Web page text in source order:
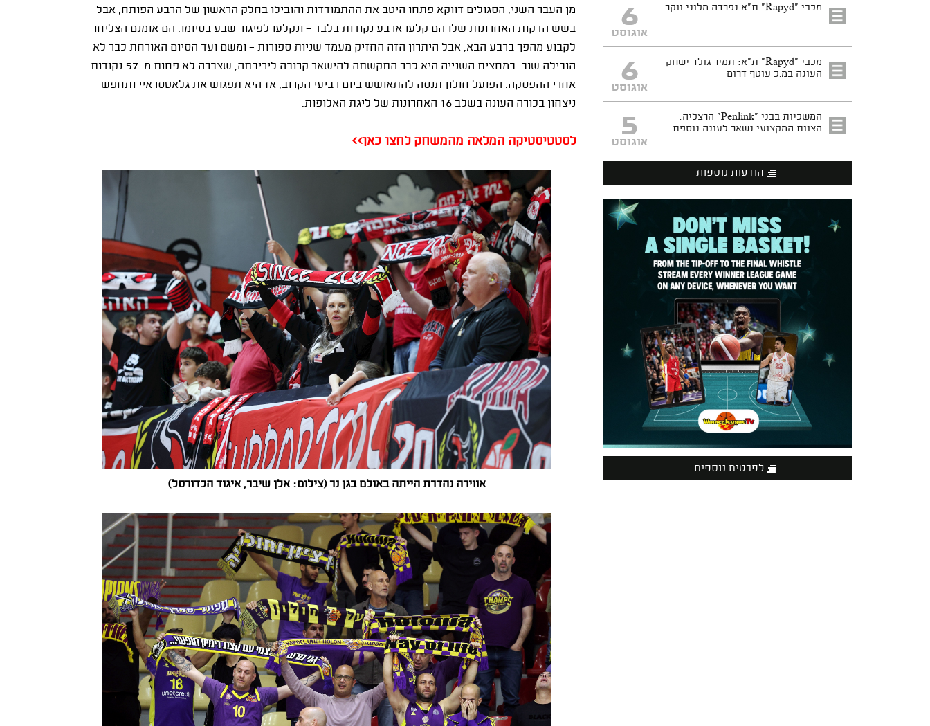
מן העבר השני, הסגולים דווקא פתחו היטב את ההתמודדות והובילו בחלק הראשון של הרבע הפותח, אבל
בשש הדקות האחרונות שלו הם קלעו ארבע נקודות בלבד - ונקלעו לפיגור שבע בסיומו. הם אומנם הצליחו
לקבוע מהפך ברבע הבא, אבל היתרון הזה החזיק מעמד שניות ספורות - ומשם ועד הסיום האורחת כבר לא
הובילה שוב. במחצית השנייה היא כבר התקשתה להישאר קרובה ליריבתה, שצברה לא פחות מ-57 נקודות
אחרי ההפסקה. הפועל חולון תנסה להתאושש ביום רביעי הקרוב, אז היא תפגוש את גלאטסראיי ותחפש
ניצחון בכורה העונה בשלב 16 האחרונות של ליגת האלופות.
לסטטיסטיקה המלאה מהמשחק לחצו כאן>>
אווירה נהדרת הייתה באולם בגן נר (צילום: אלן שיבר, איגוד הכדורסל)
מכבי "Rapyd" ת"א נפרדה מלוני ווקר 6
אוגוסט
מכבי "Rapyd" ת"א: תמיר גולד ישחק
העונה במ.כ עוטף דרום
6
אוגוסט
המשכיות בבני "Penlink" הרצליה:
הצוות המקצועי נשאר לעונה נוספת
5
אוגוסט
הודעות נוספות
לפרטים נוספים